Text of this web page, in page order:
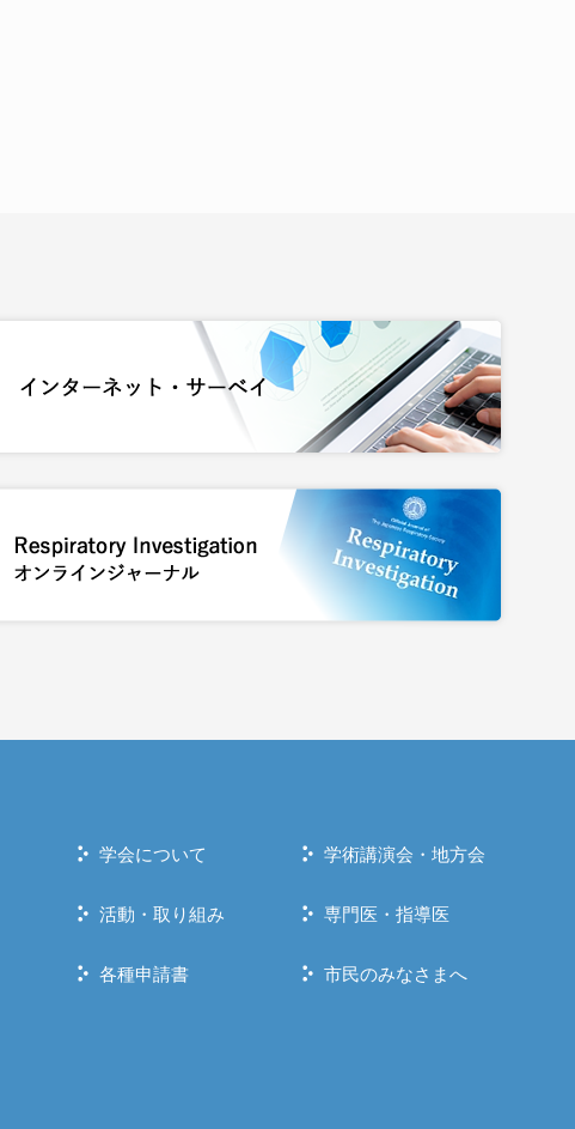
学会について 学術講演会・地方会
活動・取り組み 専門医・指導医
各種申請書 市民のみなさまへ